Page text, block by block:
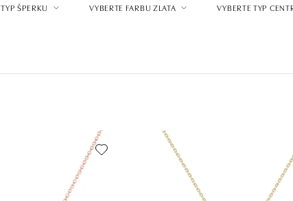
TYP ŠPERKU VYBERTE FARBU ZLATA VYBERTE TYP